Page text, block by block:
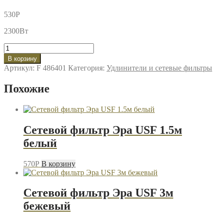
530P
2300Вт
Количество
товара
Сетевой
фильтр
Power+
В корзину
Артикул: F 486401 Категория: Удлинители и сетевые фильтры
Похожие
Сетевой фильтр Эра USF 1.5м
белый
570P В корзину
Сетевой фильтр Эра USF 3м
бежевый